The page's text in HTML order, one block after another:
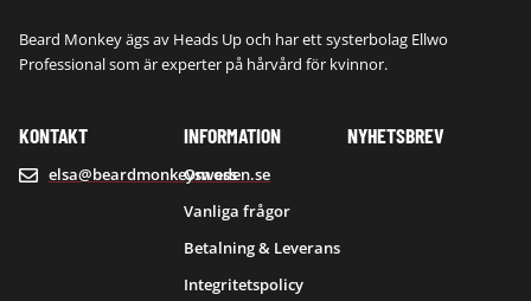
Beard Monkey ägs av Heads Up och har ett systerbolag Ellwo
Professional som är experter på hårvård för kvinnor.
KONTAKT
elsa@beardmonkeysweden.se
INFORMATION
Om oss
Vanliga frågor
Betalning & Leverans
Integritetspolicy
NYHETSBREV